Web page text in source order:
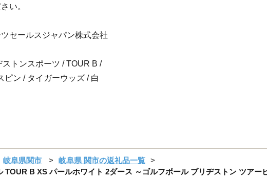
い。
セールスジャパン株式会社
トンスポーツ / TOUR B /
ピン / タイガーウッズ / 白
岐阜県関市
岐阜県 関市の返礼品一覧
TOUR B XS パールホワイト 2ダース ～ゴルフボール ブリヂストン ツアー